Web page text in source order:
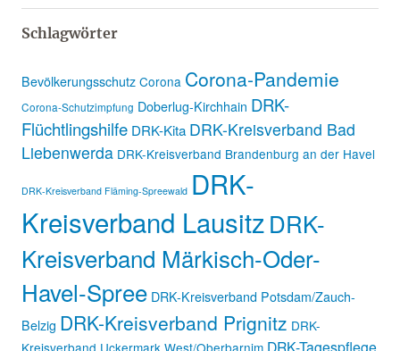
Schlagwörter
Bevölkerungsschutz Corona Corona-Pandemie
Corona-Schutzimpfung Doberlug-Kirchhain DRK-
Flüchtlingshilfe DRK-Kita DRK-Kreisverband Bad
Liebenwerda DRK-Kreisverband Brandenburg an der Havel
DRK-Kreisverband Fläming-Spreewald DRK-
Kreisverband LausitzDRK-
Kreisverband Märkisch-Oder-
Havel-Spree DRK-Kreisverband Potsdam/Zauch-
Belzig DRK-Kreisverband Prignitz DRK-
Kreisverband Uckermark West/Oberbarnim